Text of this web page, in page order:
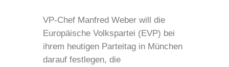
VP-Chef Manfred Weber will die
Europäische Volkspartei (EVP) bei
ihrem heutigen Parteitag in München
darauf festlegen, die